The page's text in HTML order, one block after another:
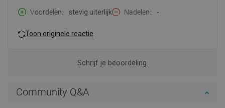
Voordelen:
stevig uiterlijk Nadelen: -
Toon originele reactie
Schrijf je beoordeling.
Community Q&A